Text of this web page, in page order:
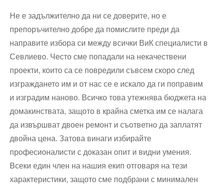
Не е задължително да ни се доверите, но е
препоръчително добре да помислите преди да
направите избора си между всички ВиК специалисти в
Севлиево. Често сме попадали на некачествени
проекти, които са се повредили съвсем скоро след
изграждането им и от нас се е искало да ги поправим
и изградим наново. Всичко това утежнява бюджета на
домакинствата, защото в крайна сметка им се налага
да извършват двоен ремонт и съответно да заплатят
двойна цена. Затова винаги избирайте
професионалисти с доказан опит и видни умения.
Всеки един член на нашия екип отговаря на тези
характеристики, защото сме подбрани с минимален